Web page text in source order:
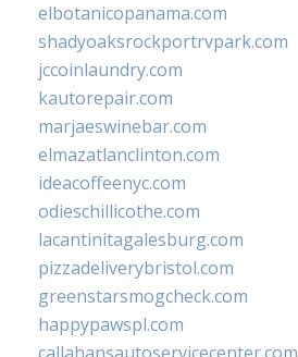
elbotanicopanama.com
shadyoaksrockportrvpark.com
jccoinlaundry.com
kautorepair.com
marjaeswinebar.com
elmazatlanclinton.com
ideacoffeenyc.com
odieschillicothe.com
lacantinitagalesburg.com
pizzadeliverybristol.com
greenstarsmogcheck.com
happypawspl.com